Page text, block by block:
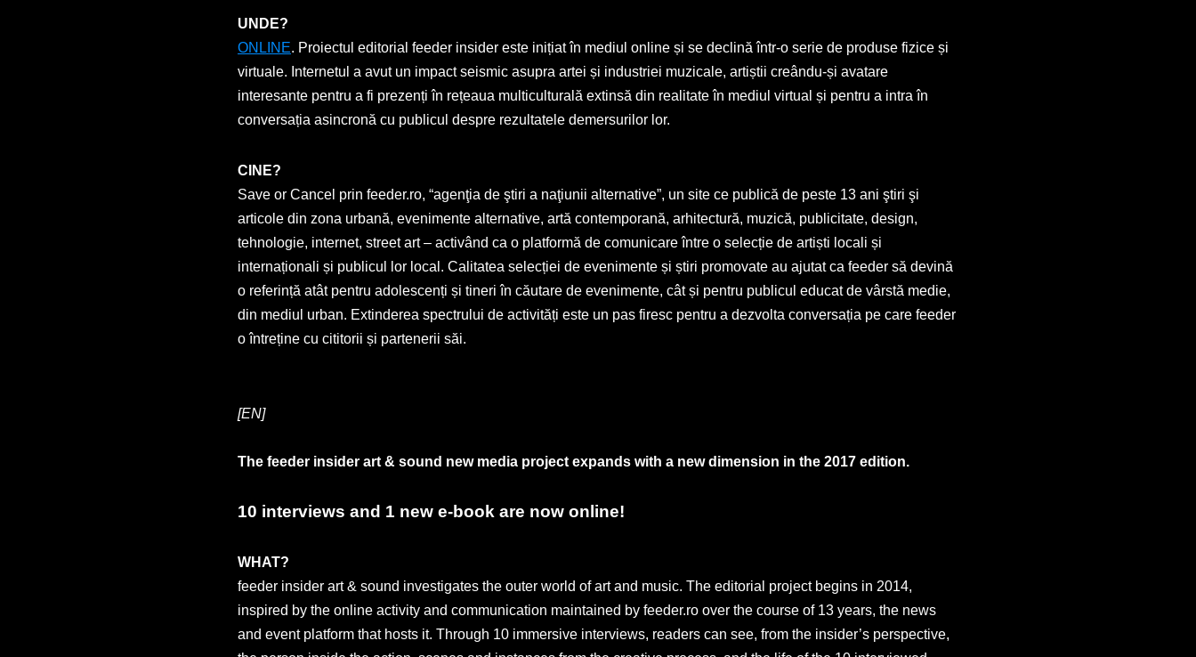
UNDE?
ONLINE. Proiectul editorial feeder insider este inițiat în mediul online și se declină într-o serie de produse fizice și
virtuale. Internetul a avut un impact seismic asupra artei și industriei muzicale, artiștii creându-și avatare
interesante pentru a fi prezenți în rețeaua multiculturală extinsă din realitate în mediul virtual și pentru a intra în
conversația asincronă cu publicul despre rezultatele demersurilor lor.
CINE?
Save or Cancel prin feeder.ro, “agenţia de ştiri a naţiunii alternative”, un site ce publică de peste 13 ani ştiri şi
articole din zona urbană, evenimente alternative, artă contemporană, arhitectură, muzică, publicitate, design,
tehnologie, internet, street art – activând ca o platformă de comunicare între o selecție de artiști locali și
internaționali și publicul lor local. Calitatea selecției de evenimente și știri promovate au ajutat ca feeder să devină
o referință atât pentru adolescenți și tineri în căutare de evenimente, cât și pentru publicul educat de vârstă medie,
din mediul urban. Extinderea spectrului de activități este un pas firesc pentru a dezvolta conversația pe care feeder
o întreține cu cititorii și partenerii săi.
[EN]
The feeder insider art & sound new media project expands with a new dimension in the 2017 edition.
10 interviews and 1 new e-book are now online!
WHAT?
feeder insider art & sound investigates the outer world of art and music. The editorial project begins in 2014,
inspired by the online activity and communication maintained by feeder.ro over the course of 13 years, the news
and event platform that hosts it. Through 10 immersive interviews, readers can see, from the insider’s perspective,